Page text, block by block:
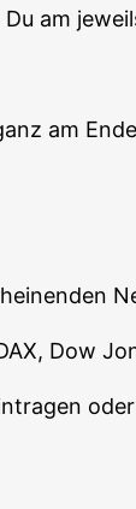
am
am
Dow